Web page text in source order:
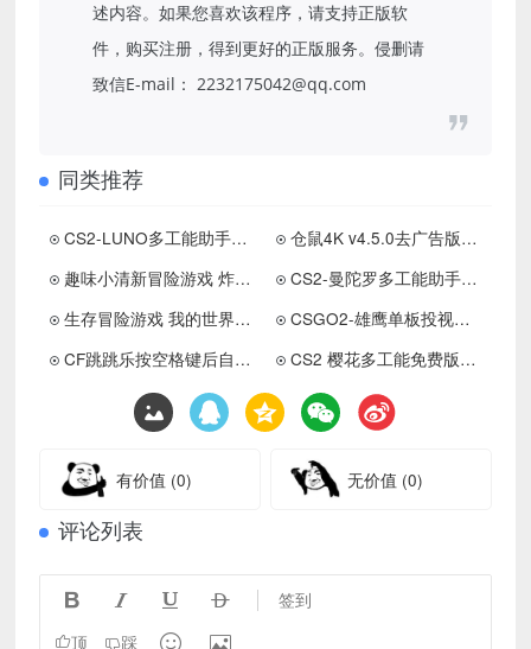
述内容。如果您喜欢该程序，请支持正版软
件，购买注册，得到更好的正版服务。侵删请
致信E-mail： 2232175042@qq.com
同类推荐
CS2-LUNO多工能助手免费版v10.6下载 更新置顶
仓鼠4K v4.5.0去广告版（高清影视一网打尽） 更新置顶
趣味小清新冒险游戏 炸弹谜题
CS2-曼陀罗多工能助手免费版v10.2下载 更新置顶
生存冒险游戏 我的世界僵尸生存
CSGO2-雄鹰单板投视免费助手下载 更新置顶
CF跳跳乐按空格键后自动按蹲键
CS2 樱花多工能免费版助手工具下载 更新置顶
有价值 (0) 无价值 (0)
评论列表
    签到
顶 踩  